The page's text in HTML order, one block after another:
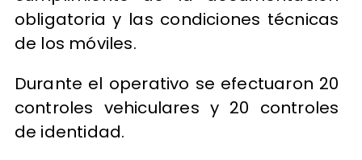
obligatoria y las condiciones técnicas
de los móviles.
Durante el operativo se efectuaron 20
controles vehiculares y 20 controles
de identidad.